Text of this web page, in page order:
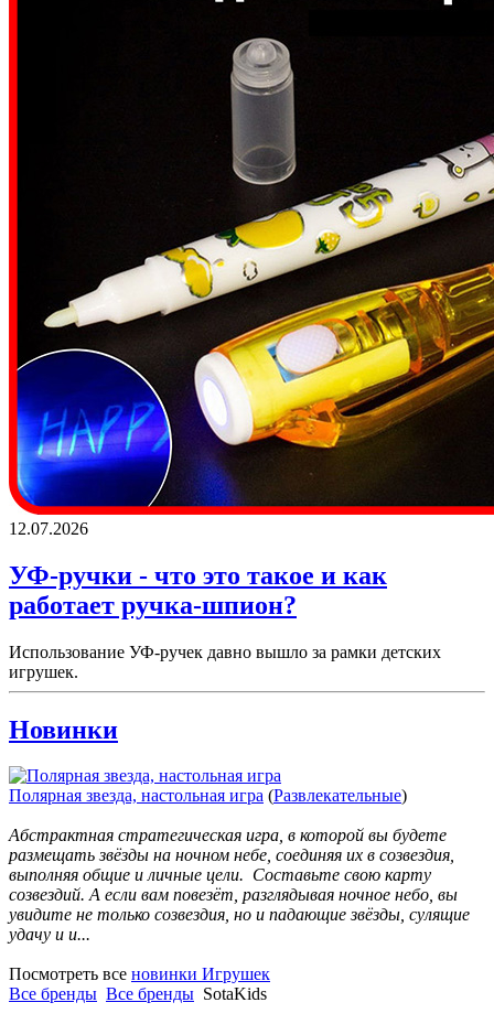
12.07.2026
УФ-ручки - что это такое и как
работает ручка-шпион?
Использование УФ-ручек давно вышло за рамки детских
игрушек.
Новинки
Полярная звезда, настольная игра (Развлекательные)
Абстрактная стратегическая игра, в которой вы будете
размещать звёзды на ночном небе, соединяя их в созвездия,
выполняя общие и личные цели. Составьте свою карту
созвездий. А если вам повезёт, разглядывая ночное небо, вы
увидите не только созвездия, но и падающие звёзды, сулящие
удачу и и...
Посмотреть все новинки Игрушек
Все бренды Все бренды SotaKids